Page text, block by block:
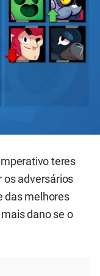
teres
os adversários
das melhores
dano se o